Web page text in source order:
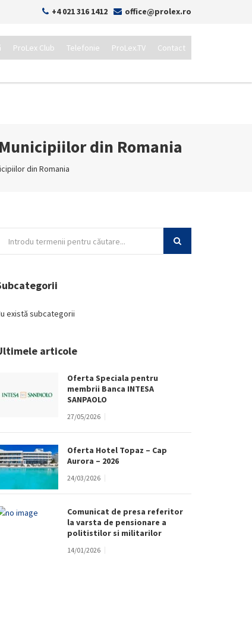
+4 021 316 1412 office@prolex.ro
ProLex Club Telefonie ProLex.TV Contact
din Romania
din Romania
există subcategorii
articole
Oferta Speciala pentru
membrii Banca INTESA
SANPAOLO
27/05/2026
Oferta Hotel Topaz – Cap
Aurora – 2026
24/03/2026
Comunicat de presa referitor
la varsta de pensionare a
politistilor si militarilor
14/01/2026